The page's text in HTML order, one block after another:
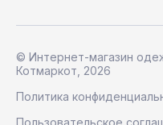
© Интернет-магазин
Котмаркот, 2026
Политика
Пользовательское